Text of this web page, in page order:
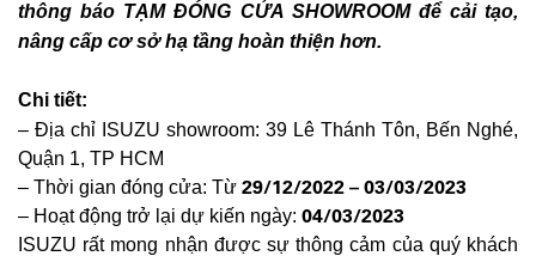
thông báo TẠM ĐÓNG CỬA SHOWROOM để cải tạo,
nâng cấp cơ sở hạ tầng hoàn thiện hơn.
Chi tiết:
– Địa chỉ ISUZU showroom: 39 Lê Thánh Tôn, Bến Nghé,
Quận 1, TP HCM
– Thời gian đóng cửa: Từ 29/12/2022 – 03/03/2023
– Hoạt động trở lại dự kiến ngày: 04/03/2023
ISUZU rất mong nhận được sự thông cảm của quý khách